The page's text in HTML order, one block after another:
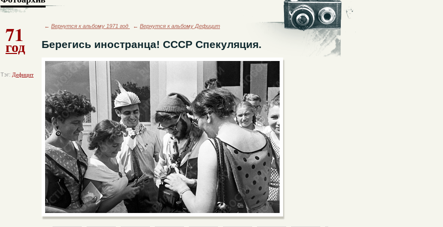
71
год
Тэг: Дефицит
← Вернутся к альбому 1971 год ← Вернутся к альбому Дефицит
Берегись иностранца! СССР Спекуляция.